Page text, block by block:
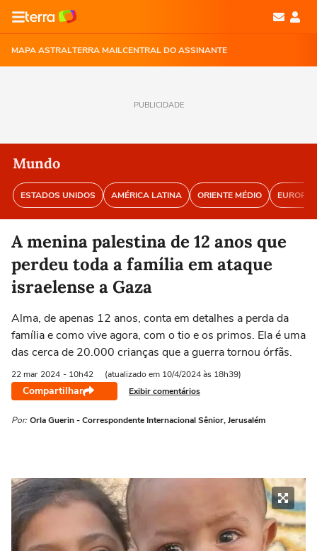
MAPA ASTRALTERRA MAILCENTRAL DO ASSINANTE
PUBLICIDADE
Mundo
ESTADOS UNIDOS AMÉRICA LATINA ORIENTE MÉDIO EUROPA
A menina palestina de 12 anos que
perdeu toda a família em ataque
israelense a Gaza
Alma, de apenas 12 anos, conta em detalhes a perda da
família e como vive agora, com o tio e os primos. Ela é uma
das cerca de 20.000 crianças que a guerra tornou órfãs.
22 mar 2024 - 10h42 (atualizado em 10/4/2024 às 18h39)
Compartilhar Exibir comentários
Por: Orla Guerin - Correspondente Internacional Sênior, Jerusalém